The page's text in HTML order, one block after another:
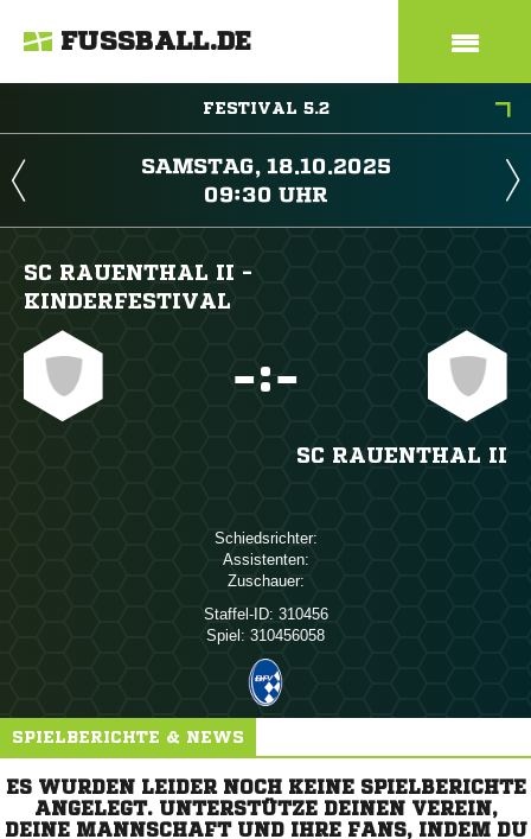
FUSSBALL.DE
FESTIVAL 5.2
 
 
SC RAUENTHAL II -
KINDERFESTIVAL
:
SC RAUENTHAL II
Schiedsrichter:
Assistenten:
Zuschauer:
Staffel-ID: 310456
Spiel: 310456058
SPIELBERICHTE & NEWS
ES WURDEN LEIDER NOCH KEINE SPIELBERICHTE
ANGELEGT. UNTERSTÜTZE DEINEN VEREIN,
DEINE MANNSCHAFT UND IHRE FANS, INDEM DU